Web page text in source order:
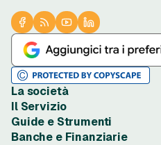
La società
Chi è PrestitiOnline.it
Contatta PrestitiOnline.it
Opinioni degli Utenti
Il Servizio
Come Funziona
Condizioni di Utilizzo
Guide e Strumenti
Guide Prestiti
Banche e Finanziarie